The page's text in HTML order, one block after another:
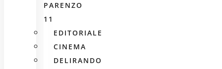
PARENZO
11
EDITORIALE
CINEMA
DELIRANDO